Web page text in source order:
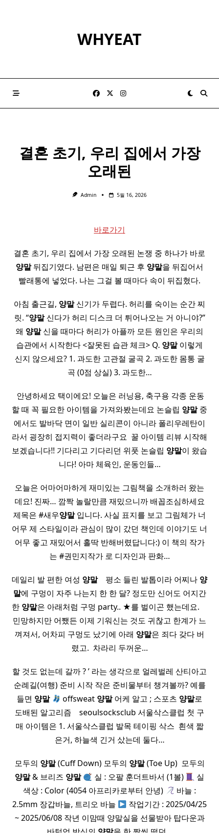
WHYEAT
결혼 초기, 우리 집에서 가장
오래된
Admin 5월 16, 2026
바로가기
결혼 초기, 우리 집에서 가장 오래된 논쟁 중 하나가 바로
양말뒤집기였다. 남편은 매일 퇴근 후 양말을 뒤집어서
빨래통에 넣었다. 나는 그걸 볼 때마다 속이 뒤집혔다.
아침 출근길, 양말신기가 두렵다. 허리를 숙이는 순간 찌
릿. “양말신다가 허리 디스크 더 튀어나오는 거 아니야?”
왜 양말신을 때마다 허리가 아플까 모든 원인은 우리의
습관에서 시작한다 <잘못된 습관 체크> Q. 양말이렇게
신지 않으세요? 1. 과도한 고관절 굴곡 2. 과도한 몸통 굴
곡 (0점 상실) 3. 과도한…
​ 안녕하세요 택이에요! 오늘은 러닝용, 축구용 각종 운동
할 때 꼭 필요한 아이템을 가져와봤는데요 논슬립 양말중
에서도 발바닥 면이 일반 실리콘이 아니라 폴리우레탄이
라서 굉장히 접지력이 좋더라구요 ​ 꿀 아이템 리뷰 시작해
보겠습니다!! 기다리고 기다리던 위풋 논슬립 양말이 왔습
니다! 아마 체육인, 운동인들…
오늘은 어마어마하게 재미있는 그림책을 소개하러 왔는
데요! 진짜… 깜짝 놀랄만큼 재밌으니까 배꼽조심하세요
제목은 #새우양말입니다. 사실 표지를 보고 그림체가 너
어무 제 스타일이라 관심이 많이 갔던 책인데 이야기도 너
어무 좋고 재밌어서 홀딱 반해버렸답니다:) 이 책의 작가
는 #권민지작가 로 디자인과 판화…
데일리 발 편한 여성 양말​ ​ ​ 평소 들린 발톱이라 어찌나 양
말에 구멍이 자주 나는지 한 한 달? 정도만 신어도 어지간
한 양말은 아래처럼 구멍 party.. ★를 벌이곤 했는데요. ​ ​ ​ ​
민망하지만 어쨌든 이제 기워신는 것도 귀찮고 한계가 느
껴져서, 어차피 구멍도 났기에 아래 양말은 죄다 갖다 버
렸고. ​ 차라리 두꺼운…
할 것도 없는데 갈까 ? ’ 라는 생각으로 얼레벌레 산티아고
순례길(여행) 준비 시작 작은 준비물부터 챙겨볼까? 예를
들면 양말 offsweat 양말어케 알고 ; 스포츠 양말로
도배된 알고리즘 ​ ​ ​ seoulsocksclub 서울삭스클럽 첫 구
매 아이템은 1. 서울삭스클럽 발목 테이핑 삭스 ​ 흰색 짧
은거, 하늘색 긴거 샀는데 둘다…
모두의 양말(Cuff Down) 모두의 양말(Toe Up) ​ 모두의
양말& 브리즈 양말 실 : 오팔 훈더트바서 (1볼)
실
색상 : Color (4054 아프리카로부터 안녕)
바늘 :
2.5mm 장갑바늘, 트리오 바늘
작업기간 : 2025/04/25
~ 2025/06/08 작년 이맘때 양말실을 선물받아 탑다운과